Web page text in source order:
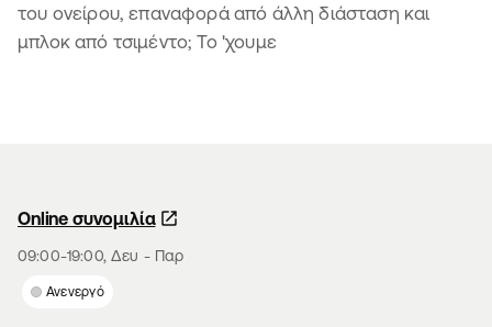
του ονείρου, επαναφορά από άλλη διάσταση και
μπλοκ από τσιμέντο; Το 'χουμε
Online συνομιλία
09:00-19:00, Δευ - Παρ
Ανενεργό